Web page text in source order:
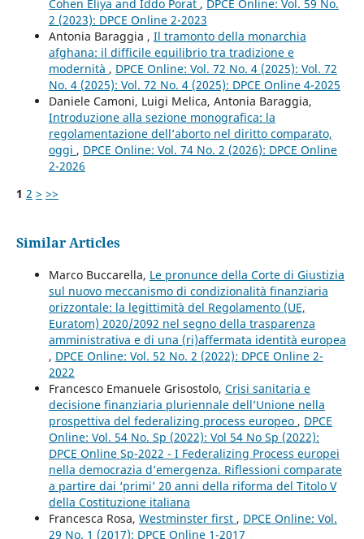
Cohen Eliya and Iddo Porat , DPCE Online: Vol. 59 No.
2 (2023): DPCE Online 2-2023
Antonia Baraggia , Il tramonto della monarchia
afghana: il difficile equilibrio tra tradizione e
modernità , DPCE Online: Vol. 72 No. 4 (2025): Vol. 72
No. 4 (2025): Vol. 72 No. 4 (2025): DPCE Online 4-2025
Daniele Camoni, Luigi Melica, Antonia Baraggia,
Introduzione alla sezione monografica: la
regolamentazione dell’aborto nel diritto comparato,
oggi , DPCE Online: Vol. 74 No. 2 (2026): DPCE Online
2-2026
1 2 > >>
Similar Articles
Marco Buccarella, Le pronunce della Corte di Giustizia
sul nuovo meccanismo di condizionalità finanziaria
orizzontale: la legittimità del Regolamento (UE,
Euratom) 2020/2092 nel segno della trasparenza
amministrativa e di una (ri)affermata identità europea
, DPCE Online: Vol. 52 No. 2 (2022): DPCE Online 2-
2022
Francesco Emanuele Grisostolo, Crisi sanitaria e
decisione finanziaria pluriennale dell’Unione nella
prospettiva del federalizing process europeo , DPCE
Online: Vol. 54 No. Sp (2022): Vol 54 No Sp (2022):
DPCE Online Sp-2022 - I Federalizing Process europei
nella democrazia d’emergenza. Riflessioni comparate
a partire dai ‘primi’ 20 anni della riforma del Titolo V
della Costituzione italiana
Francesca Rosa, Westminster first , DPCE Online: Vol.
29 No. 1 (2017): DPCE Online 1-2017